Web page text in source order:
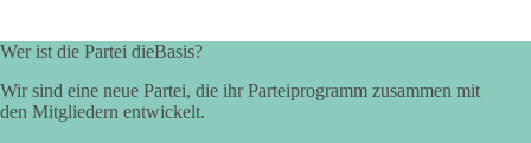
24 6 2 Auf Facebook ansehen
Wer ist die Partei dieBasis?
Wir sind eine neue Partei, die ihr Parteiprogramm zusammen mit
den Mitgliedern entwickelt.